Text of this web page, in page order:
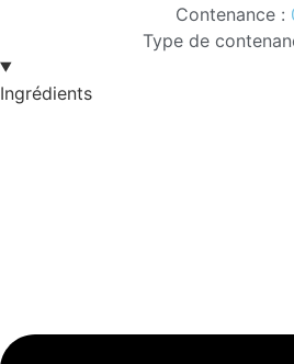
Contenance :
Type de
Ingrédients